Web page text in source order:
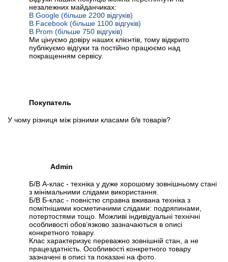
незалежних майданчиках:
В Google (більше 2200 відгуків)
В Facebook (більше 1100 відгуків)
В Prom (більше 750 відгуків)
Ми цінуємо довіру наших клієнтів, тому відкрито
публікуємо відгуки та постійно працюємо над
покращенням сервісу.
Покупатель
У чому різниця між різними класами б/в товарів?
Admin
Б/В А-клас - техніка у дуже хорошому зовнішньому стані
з мінімальними слідами використання.
Б/В Б-клас - повністю справна вживана техніка з
помітнішими косметичними слідами: подряпинами,
потертостями тощо. Можливі індивідуальні технічні
особливості обов’язково зазначаються в описі
конкретного товару.
Клас характеризує переважно зовнішній стан, а не
працездатність. Особливості конкретного товару
зазначені в описі та показані на фото.